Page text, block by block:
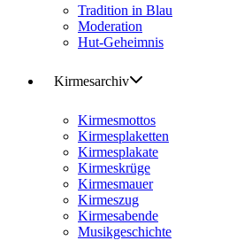
Tradition in Blau
Moderation
Hut-Geheimnis
Kirmesarchiv
Kirmesmottos
Kirmesplaketten
Kirmesplakate
Kirmeskrüge
Kirmesmauer
Kirmeszug
Kirmesabende
Musikgeschichte